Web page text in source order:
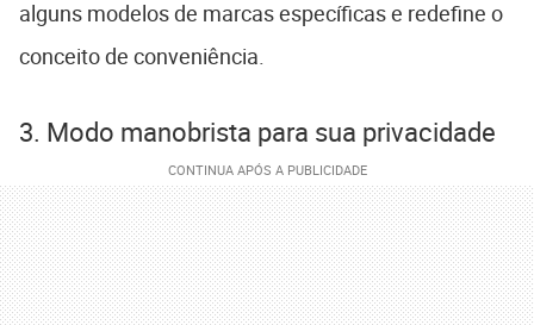
alguns modelos de marcas específicas e redefine o
conceito de conveniência.
3. Modo manobrista para sua privacidade